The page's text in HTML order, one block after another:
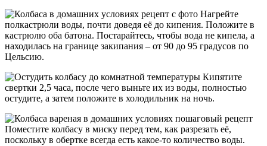
Нагрейте
полкастрюли воды, почти доведя её до кипения. Положите в
кастрюлю оба батона. Постарайтесь, чтобы вода не кипела, а
находилась на границе закипания – от 90 до 95 градусов по
Цельсию.
Кипятите
свертки 2,5 часа, после чего выньте их из воды, полностью
остудите, а затем положите в холодильник на ночь.
Поместите колбасу в миску перед тем, как разрезать её,
поскольку в обертке всегда есть какое-то количество воды.